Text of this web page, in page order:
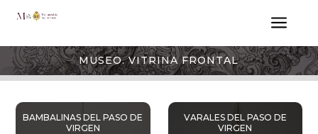
a
MUSEO. VITRINA FRONTAL
BAMBALINAS DEL PASO DE
VIRGEN
VARALES DEL PASO DE
VIRGEN